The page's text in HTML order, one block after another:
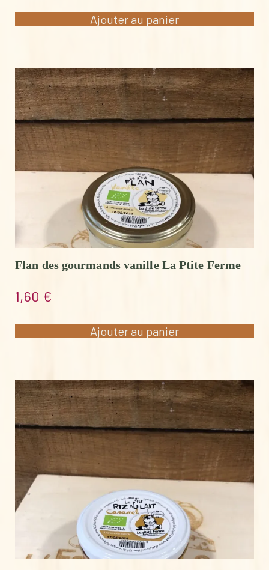
Ajouter au panier
Flan des gourmands vanille La Ptite Ferme
1,60 €
Ajouter au panier